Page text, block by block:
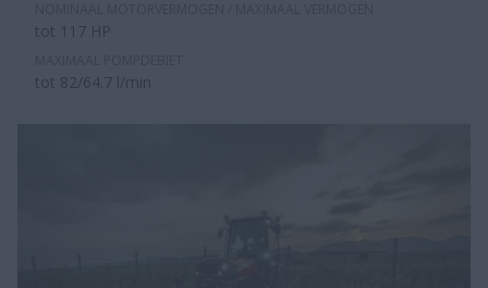
tot 117 HP
tot 82/64.7 l/min